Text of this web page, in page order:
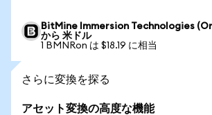
BitMine Immersion Technologies
から 米ドル
1 BMNRon は $18.19 に相当
さらに変換を探る
アセット変換の高度な機能